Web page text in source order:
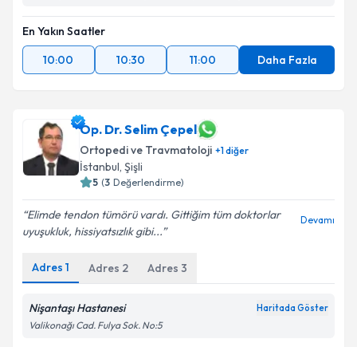
En Yakın Saatler
10:00
10:30 11:00 Daha Fazla
Op. Dr. Selim Çepel
Ortopedi ve Travmatoloji +1diğer
İstanbul, Şişli
5 (3 Değerlendirme)
Elimde tendon tümörü vardı. Gittiğim tüm doktorlar
uyuşukluk, hissiyatsızlık gibi...
Devamı
Adres 1 Adres 2 Adres 3
Nişantaşı Hastanesi Haritada Göster
Valikonağı Cad. Fulya Sok. No:5